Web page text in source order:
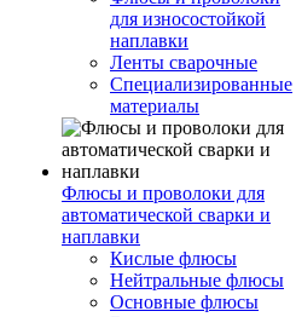
для износостойкой
наплавки
Ленты сварочные
Специализированные
материалы
Флюсы и проволоки для
автоматической сварки и
наплавки
Кислые флюсы
Нейтральные флюсы
Основные флюсы